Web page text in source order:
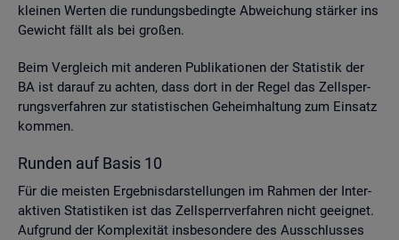
klei­nen Wer­ten die run­dungs­be­ding­te Ab­wei­chung stär­ker ins
Ge­wicht fällt als bei gro­ßen.
Beim Ver­gleich mit an­de­ren Pu­bli­ka­tio­nen der Sta­tis­tik der
BA ist dar­auf zu ach­ten, dass dort in der Regel das Zell­sper­
rungs­ver­fah­ren zur sta­tis­ti­schen Ge­heim­hal­tung zum Ein­satz
kom­men.
Run­den auf Basis 10
Für die meis­ten Er­geb­nis­dar­stel­lun­gen im Rah­men der In­ter­
ak­ti­ven Sta­tis­ti­ken ist das Zell­sperr­ver­fah­ren nicht ge­eig­net.
Auf­grund der Kom­ple­xi­tät ins­be­son­de­re des Aus­schlus­ses